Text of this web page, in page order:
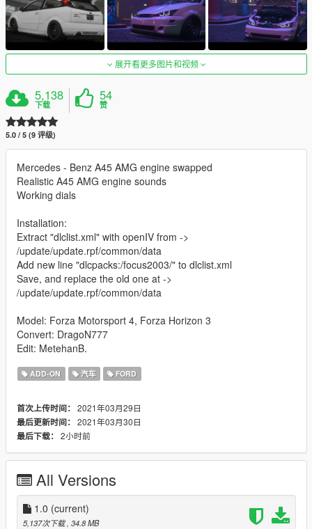
展开看更多图片和视频
5,138
下载
54
赞
5.0 / 5 (9 评级)
Mercedes - Benz A45 AMG engine swapped
Realistic A45 AMG engine sounds
Working dials
Installation:
Extract "dlclist.xml" with openIV from ->
/update/update.rpf/common/data
Add new line "dlcpacks:/focus2003/" to dlclist.xml
Save, and replace the old one at ->
/update/update.rpf/common/data
Model: Forza Motorsport 4, Forza Horizon 3
Convert: DragoN777
Edit: MetehanB.
ADD-ON 汽车 FORD
首次上传时间： 2021年03月29日
最后更新时间： 2021年03月30日
最后下载： 2小时前
All Versions
1.0 (current)
5,137次下载 , 34.8 MB